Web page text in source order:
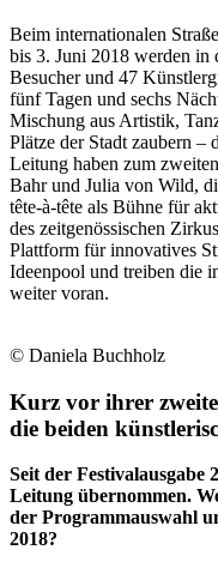
Beim internationalen
bis 3. Juni 2018 werden in
Besucher und 47
fünf Tagen und sechs
Mischung aus Artistik,
Plätze der Stadt zaubern –
Leitung haben zum
Bahr und Julia von Wild,
tête-à-tête als Bühne für
des zeitgenössischen
Plattform für innovatives
Ideenpool und treiben die
weiter voran.
© Daniela Buchholz
Kurz vor ihrer
die beiden
Seit der Festivalausgabe
Leitung übernommen.
der Programmauswahl
2018?